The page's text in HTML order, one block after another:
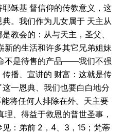
稣基 督信仰的传教意义，这
。我们作为儿女属于 天主从
教会的：从与天主，圣父、
新的生活和许多其它兄弟姐妹
不是待售的产品——我们不强
播、宣讲的 财富：这就是传
一恩典、我们也要白白地分
将任何人排除在外。天主要
、得益于救恩的普世圣事，
：弟前 2，4、3，15；梵蒂